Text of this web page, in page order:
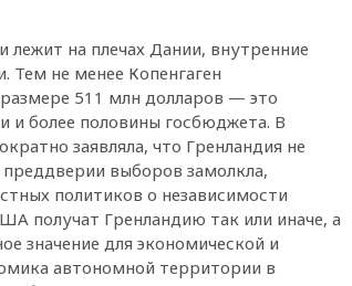
18:50 Euractiv: восток
без российских туристов
18:35 В Жуковском и
аэропорту Геленджика
введены ограничения
18:21Зюганов присоединился
к критике «Яблока»
18:15 Четыре человека
на плечах Дании, внутренние
Тем не менее Копенгаген
511 млн долларов — это
более половины госбюджета. В
заявляла, что Гренландия не
выборов замолкла,
политиков о независимости
получат Гренландию так или иначе, а
значение для экономической и
автономной территории в